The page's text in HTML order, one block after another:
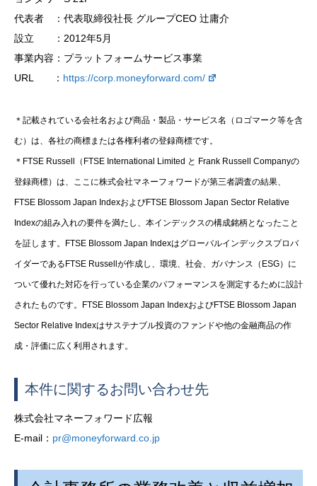
代表者 ：代表取締役社長 グループCEO 辻庸介
設立 ：2012年5月
事業内容：プラットフォームサービス事業
URL ： https://corp.moneyforward.com/
＊記載されている会社名および商品・製品・サービス名（ロゴマーク等を含
む）は、各社の商標または各権利者の登録商標です。
＊FTSE Russell（FTSE International Limited と Frank Russell Companyの
登録商標）は、ここに株式会社マネーフォワードが第三者調査の結果、
FTSE Blossom Japan IndexおよびFTSE Blossom Japan Sector Relative
Indexの組み入れの要件を満たし、本インデックスの構成銘柄となったこと
を証します。FTSE Blossom Japan Indexはグローバルインデックスプロバ
イダーであるFTSE Russellが作成し、環境、社会、ガバナンス（ESG）に
ついて優れた対応を行っている企業のパフォーマンスを測定するために設計
されたものです。FTSE Blossom Japan IndexおよびFTSE Blossom Japan
Sector Relative Indexはサステナブル投資のファンドや他の金融商品の作
成・評価に広く利用されます。
本件に関するお問い合わせ先
株式会社マネーフォワード広報
E-mail： pr@moneyforward.co.jp